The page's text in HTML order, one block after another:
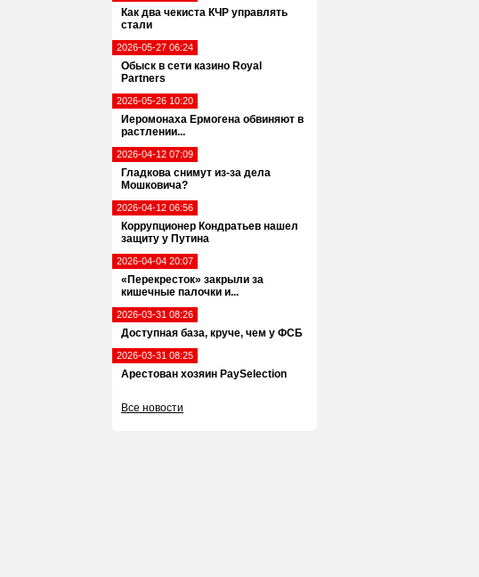
Как два чекиста КЧР управлять
стали
2026-05-27 06:24
Обыск в сети казино Royal
Partners
2026-05-26 10:20
Иеромонаха Ермогена обвиняют в
растлении...
2026-04-12 07:09
Гладкова снимут из-за дела
Мошковича?
2026-04-12 06:56
Коррупционер Кондратьев нашел
защиту у Путина
2026-04-04 20:07
«Перекресток» закрыли за
кишечные палочки и...
2026-03-31 08:26
Доступная база, круче, чем у ФСБ
2026-03-31 08:25
Арестован хозяин PaySelection
Все новости